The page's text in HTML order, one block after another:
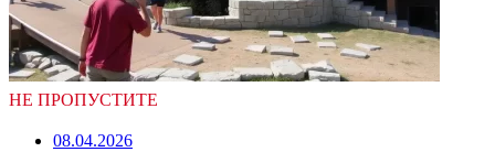
НЕ ПРОПУСТИТЕ
08.04.2026